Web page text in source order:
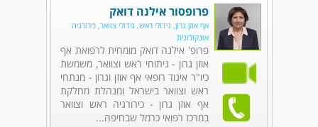
פרופסור אילנה דואק
אף אוזן גרון, גידולי ראש, גידולי צוואר, כירורגיה
אונקולוגית
פרופ' אילנה דואק מומחית לרפואת אף
אוזן גרון - ניתוחי ראש וצוואר, משמשת
כיו"ר איגוד רופאי אף אוזן וגרון - מנתחי
ראש וצוואר בישראל ומנהלת מחלקת
אף אוזן גרון - כירורגיה ראש וצוואר
במרכז רפואי כרמל שבחיפה...